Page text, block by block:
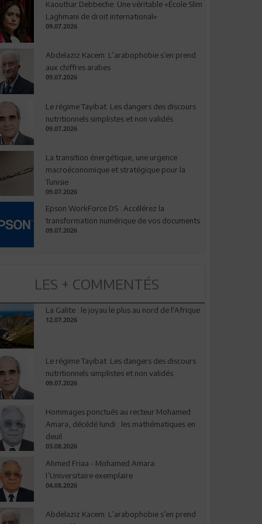
Kaouthar Debbeche: Une véritable «École Slim
Laghmani de droit international»
09.07.2026
Abdelaziz Kacem: L’arabophobie s’en prend
aux chiffres arabes
09.07.2026
Le régime Tayibat: Les dangers des discours
nutritionnels simplistes et non validés
09.07.2026
La transition énergétique, une urgence
macroéconomique et stratégique pour la
Tunisie
09.07.2026
Epson WorkForce DS : Accélérez la
transformation numérique de vos documents
09.07.2026
LES + COMMENTÉS
La Galite : le joyau le plus au nord de l'Afrique
12.07.2026
Le régime Tayibat: Les dangers des discours
nutritionnels simplistes et non validés
09.07.2026
Hommages ponctués au recteur Mohamed
Amara, décédé lundi : les mathématiques en
deuil
03.08.2026
Ahmed Friaa - Mohamed Amara:
l’Universitaire exemplaire
04.08.2026
Abdelaziz Kacem: L’arabophobie s’en prend